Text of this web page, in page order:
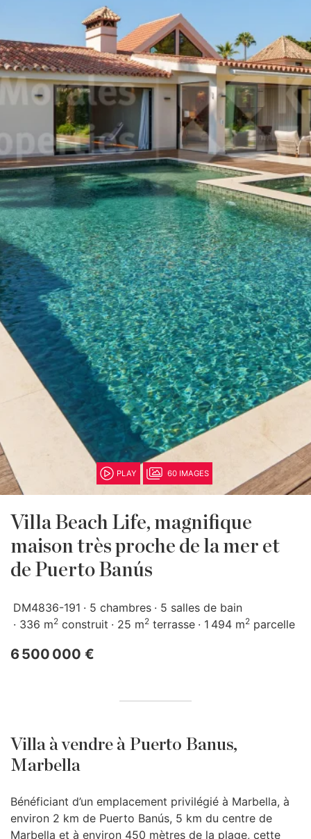
PLAY 60 IMAGES
Villa Beach Life, magnifique
maison très proche de la mer et
de Puerto Banús
DM4836-191 5 chambres
5 salles de bain
336 m2 construit 25 m2 terrasse 1 494 m2 parcelle
6 500 000 €
Villa à vendre à Puerto Banus,
Marbella
Bénéficiant d’un emplacement privilégié à Marbella, à
environ 2 km de Puerto Banús, 5 km du centre de
Marbella et à environ 450 mètres de la plage, cette